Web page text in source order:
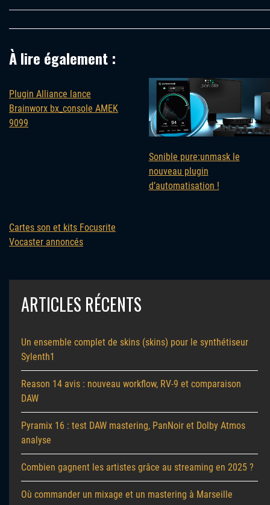
À lire également :
Plugin Alliance lance
Brainworx bx_console AMEK
9099
Sonible pure:unmask le
nouveau plugin
d’automatisation !
Cartes son et kits Focusrite
Vocaster annoncés
ARTICLES RÉCENTS
Un ensemble complet de skins (skins) pour le synthétiseur
Sylenth1
Reason 14 avis : nouveau workflow, RV-9 et comparaison
DAW
Pyramix 16 : test DAW mastering, PanNoir et Dolby Atmos
analyse
Combien gagnent les artistes grâce au streaming en 2025 ?
Où commander un mixage et un mastering à Marseille